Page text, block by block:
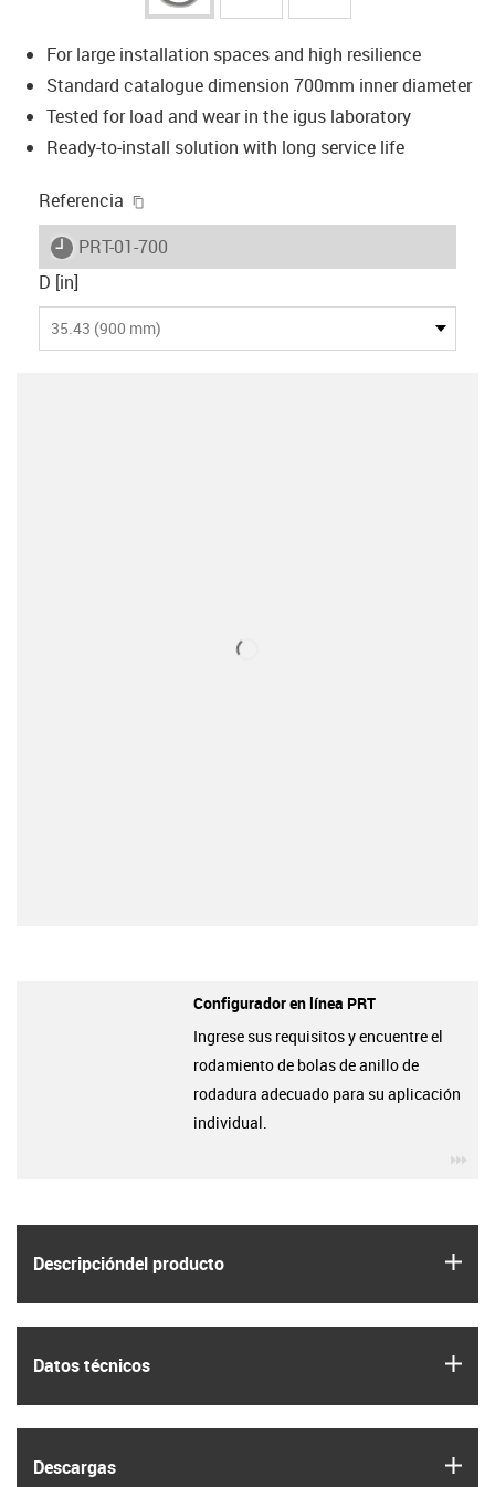
For large installation spaces and high resilience
Standard catalogue dimension 700mm inner diameter
Tested for load and wear in the igus laboratory
Ready-to-install solution with long service life
Referencia
igus-icon-lieferzeit
PRT-01-700
D [in]
35.43 (900 mm)
Descripción­del producto
Datos técnicos
Descargas
Configurador en línea PRT
Ingrese sus requisitos y encuentre el
rodamiento de bolas de anillo de
rodadura adecuado para su aplicación
individual.